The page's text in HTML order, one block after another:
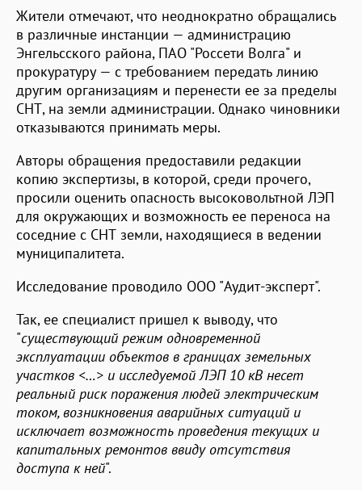
Жители отмечают, что неоднократно обращались
в различные инстанции — администрацию
Энгельсского района, ПАО "Россети Волга" и
прокуратуру — с требованием передать линию
другим организациям и перенести ее за пределы
СНТ, на земли администрации. Однако чиновники
отказываются принимать меры.
Авторы обращения предоставили редакции
копию экспертизы, в которой, среди прочего,
просили оценить опасность высоковольтной ЛЭП
для окружающих и возможность ее переноса на
соседние с СНТ земли, находящиеся в ведении
муниципалитета.
Исследование проводило ООО "Аудит-эксперт".
Так, ее специалист пришел к выводу, что
"существующий режим одновременной
эксплуатации объектов в границах земельных
участков <…> и исследуемой ЛЭП 10 кВ несет
реальный риск поражения людей электрическим
током, возникновения аварийных ситуаций и
исключает возможность проведения текущих и
капитальных ремонтов ввиду отсутствия
доступа к ней".